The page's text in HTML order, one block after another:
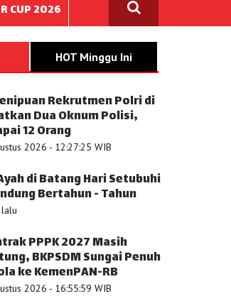
CUP 2026
HOT Minggu Ini
Rekrutmen Polri di
Dua Oknum Polisi,
12 Orang
2026 - 12:27:25 WIB
di Batang Hari Setubuhi
Bertahun - Tahun
PPPK 2027 Masih
BKPSDM Sungai Penuh
ke KemenPAN-RB
2026 - 16:55:59 WIB